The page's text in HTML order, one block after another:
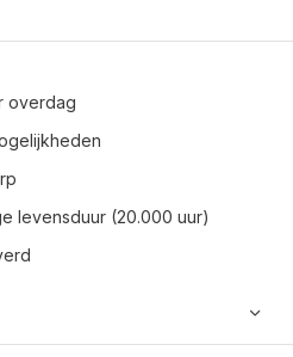
overdag
levensduur (20.000 uur)